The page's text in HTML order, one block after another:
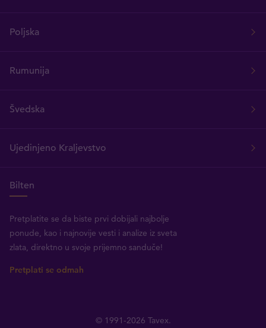
Poljska
Rumunija
Švedska
Ujedinjeno Kraljevstvo
Bilten
Pretplatite se da biste prvi dobijali najbolje
ponude, kao i najnovije vesti i analize iz sveta
zlata, direktno u svoje prijemno sanduče!
Pretplati se odmah
© 1991-2026 Tavex.